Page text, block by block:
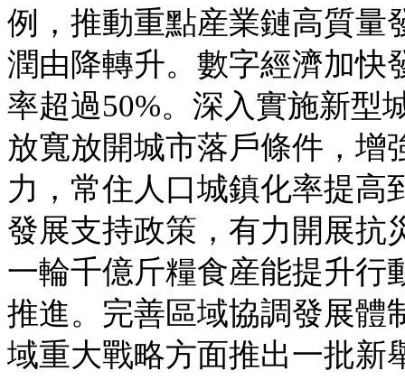
例，推動重點産業鏈高質量
潤由降轉升。數字經濟加快
率超過50%。深入實施新型
放寬放開城市落戶條件，增
力，常住人口城鎮化率提高
發展支持政策，有力開展抗
一輪千億斤糧食産能提升行
推進。完善區域協調發展體
域重大戰略方面推出一批新